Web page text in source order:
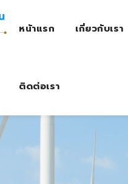
หน้าแรก เกี่ยวกับเรา
ติดต่อเรา